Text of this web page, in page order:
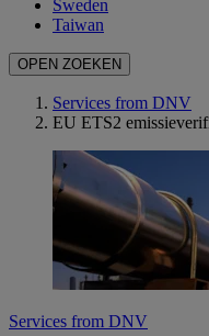
Sweden
Taiwan
OPEN ZOEKEN
Services from DNV
EU ETS2
Services from DNV